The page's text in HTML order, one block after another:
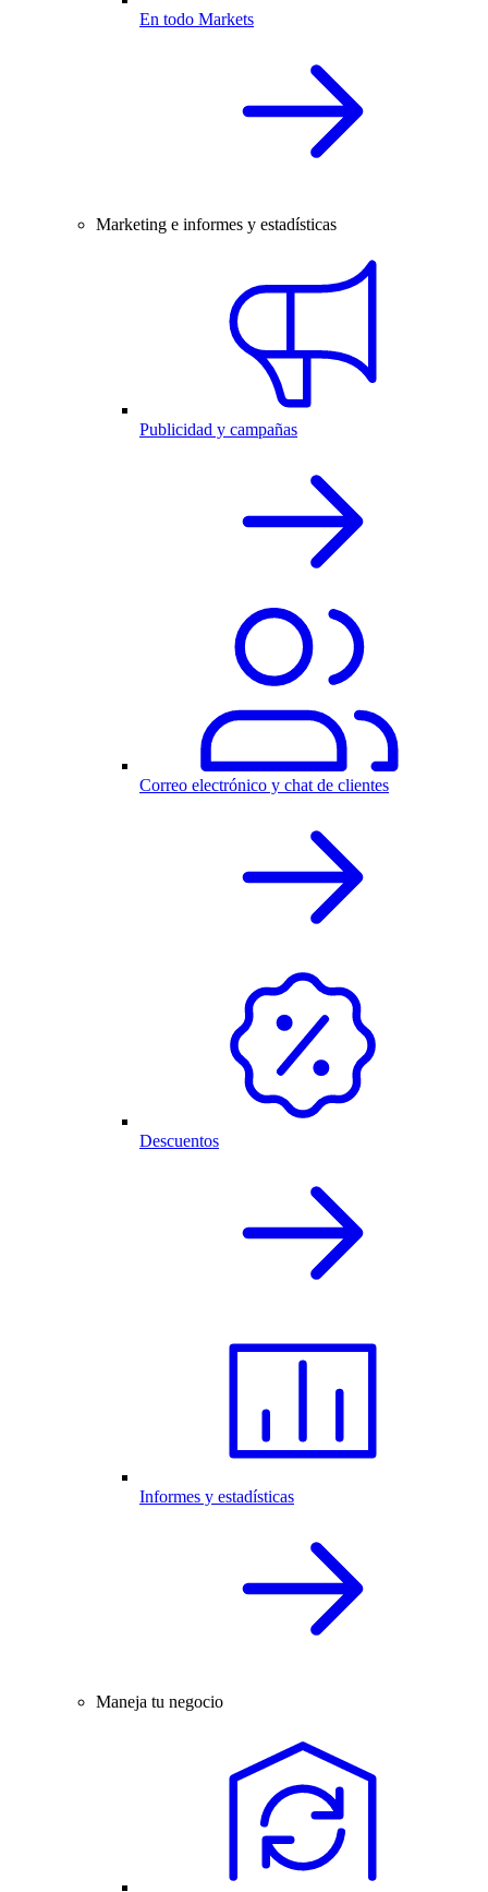
En todo Markets
Marketing e informes y estadísticas
Publicidad y campañas
Correo electrónico y chat de clientes
Descuentos
Informes y estadísticas
Maneja tu negocio